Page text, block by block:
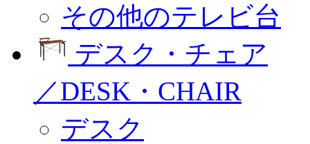
その他のテレビ台
デスク・チェア
／DESK・CHAIR
デスク